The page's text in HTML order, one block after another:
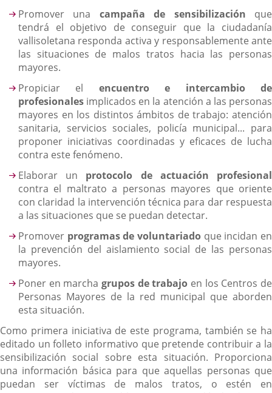
Promover una campaña de sensibilización que
tendrá el objetivo de conseguir que la ciudadanía
vallisoletana responda activa y responsablemente ante
las situaciones de malos tratos hacia las personas
mayores.
Propiciar el encuentro e intercambio de
profesionales implicados en la atención a las personas
mayores en los distintos ámbitos de trabajo: atención
sanitaria, servicios sociales, policía municipal... para
proponer iniciativas coordinadas y eficaces de lucha
contra este fenómeno.
Elaborar un protocolo de actuación profesional
contra el maltrato a personas mayores que oriente
con claridad la intervención técnica para dar respuesta
a las situaciones que se puedan detectar.
Promover programas de voluntariado que incidan en
la prevención del aislamiento social de las personas
mayores.
Poner en marcha grupos de trabajo en los Centros de
Personas Mayores de la red municipal que aborden
esta situación.
Como primera iniciativa de este programa, también se ha
editado un folleto informativo que pretende contribuir a la
sensibilización social sobre esta situación. Proporciona
una información básica para que aquellas personas que
puedan ser víctimas de malos tratos, o estén en